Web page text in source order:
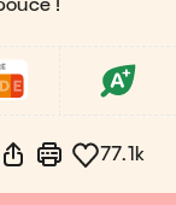
!
77.1k